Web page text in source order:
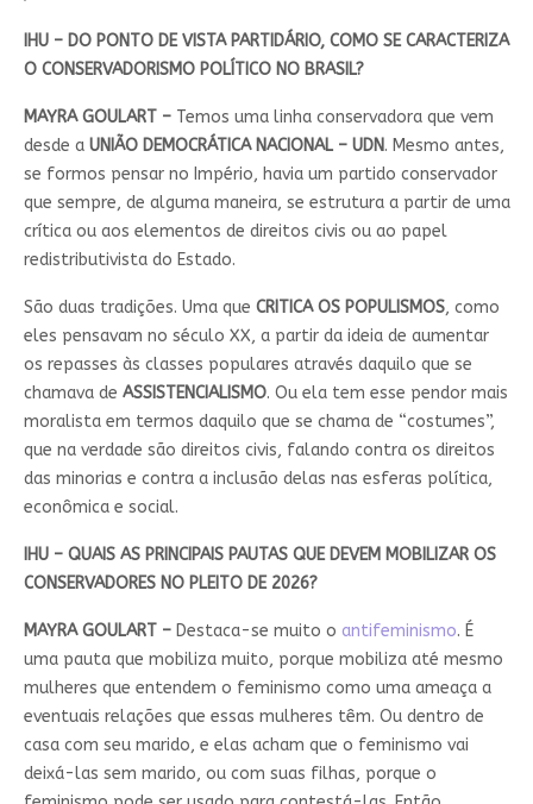
IHU – DO PONTO DE VISTA PARTIDÁRIO, COMO SE CARACTERIZA
O CONSERVADORISMO POLÍTICO NO BRASIL?
MAYRA GOULART –Temos uma linha conservadora que vem
desde a UNIÃO DEMOCRÁTICA NACIONAL – UDN. Mesmo antes,
se formos pensar no Império, havia um partido conservador
que sempre, de alguma maneira, se estrutura a partir de uma
crítica ou aos elementos de direitos civis ou ao papel
redistributivista do Estado.
São duas tradições. Uma que CRITICA OS POPULISMOS, como
eles pensavam no século XX, a partir da ideia de aumentar
os repasses às classes populares através daquilo que se
chamava de ASSISTENCIALISMO. Ou ela tem esse pendor mais
moralista em termos daquilo que se chama de “costumes”,
que na verdade são direitos civis, falando contra os direitos
das minorias e contra a inclusão delas nas esferas política,
econômica e social.
IHU – QUAIS AS PRINCIPAIS PAUTAS QUE DEVEM MOBILIZAR OS
CONSERVADORES NO PLEITO DE 2026?
MAYRA GOULART –Destaca-se muito o antifeminismo. É
uma pauta que mobiliza muito, porque mobiliza até mesmo
mulheres que entendem o feminismo como uma ameaça a
eventuais relações que essas mulheres têm. Ou dentro de
casa com seu marido, e elas acham que o feminismo vai
deixá-las sem marido, ou com suas filhas, porque o